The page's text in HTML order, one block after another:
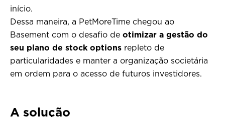
início.
Dessa maneira, a PetMoreTime chegou ao
Basement com o desafio de otimizar a gestão do
seu plano de stock options repleto de
particularidades e manter a organização societária
em ordem para o acesso de futuros investidores.
A solução